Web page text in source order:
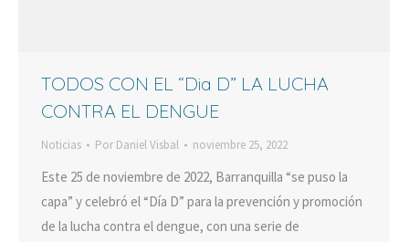
TODOS CON EL “Dia D” LA LUCHA
CONTRA EL DENGUE
Noticias Por Daniel Visbal noviembre 25, 2022
Este 25 de noviembre de 2022, Barranquilla “se puso la
capa” y celebró el “Día D” para la prevención y promoción
de la lucha contra el dengue, con una serie de